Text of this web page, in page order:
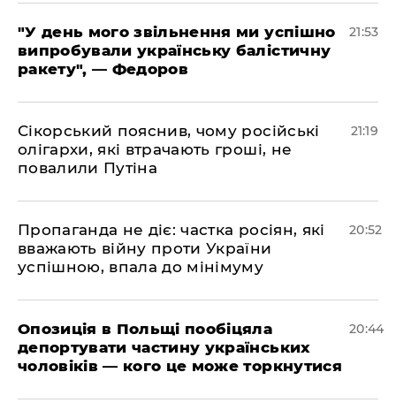
​"У день мого звільнення ми успішно
випробували українську балістичну
ракету", — Федоров
21:53
​Сікорський пояснив, чому російські
олігархи, які втрачають гроші, не
повалили Путіна
21:19
​Пропаганда не діє: частка росіян, які
вважають війну проти України
успішною, впала до мінімуму
20:52
​Опозиція в Польщі пообіцяла
депортувати частину українських
чоловіків — кого це може торкнутися
20:44